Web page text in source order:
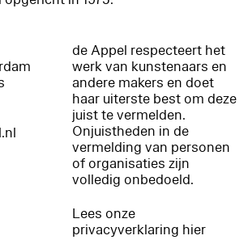
de Appel respecteert het
werk van kunstenaars en
andere makers en doet
haar uiterste best om deze
juist te vermelden.
Onjuistheden in de
vermelding van personen
of organisaties zijn
volledig onbedoeld.
Lees onze
privacyverklaring hier